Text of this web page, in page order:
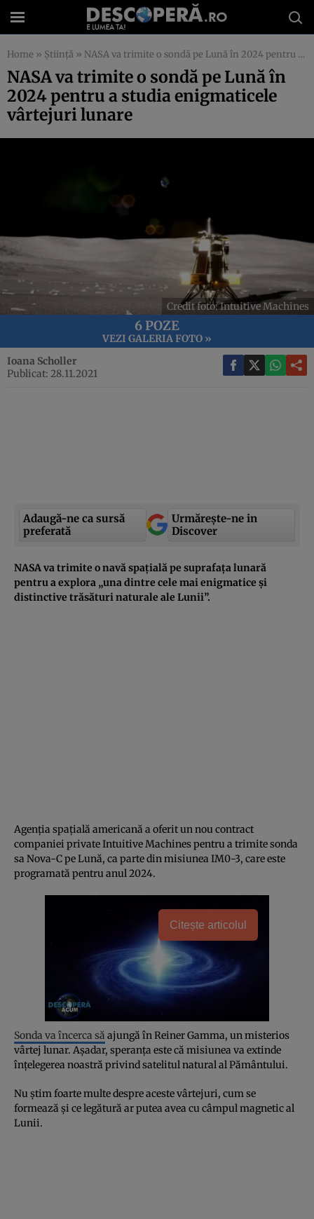
Home » Știință » NASA va trimite o sondă pe Lună în 2024 pentru a studia enigmaticele vârtejuri lunare
NASA va trimite o sondă pe Lună în
2024 pentru a studia enigmaticele
vârtejuri lunare
Credit foto: Intuitive Machines
6 POZE
VEZI GALERIA FOTO »
Ioana Scholler
Publicat: 28.11.2021
Adaugă-ne ca sursă
preferată
Urmărește-ne in
Discover
NASA va trimite o navă spațială pe suprafața lunară
pentru a explora „una dintre cele mai enigmatice și
distinctive trăsături naturale ale Lunii”.
Agenția spațială americană a oferit un nou contract
companiei private Intuitive Machines pentru a trimite sonda
sa Nova-C pe Lună, ca parte din misiunea IM0-3, care este
programată pentru anul 2024.
Citește articolul
Sonda va încerca să ajungă în Reiner Gamma, un misterios
vârtej lunar. Așadar, speranța este că misiunea va extinde
înțelegerea noastră privind satelitul natural al Pământului.
Nu știm foarte multe despre aceste vârtejuri, cum se
formează și ce legătură ar putea avea cu câmpul magnetic al
Lunii.